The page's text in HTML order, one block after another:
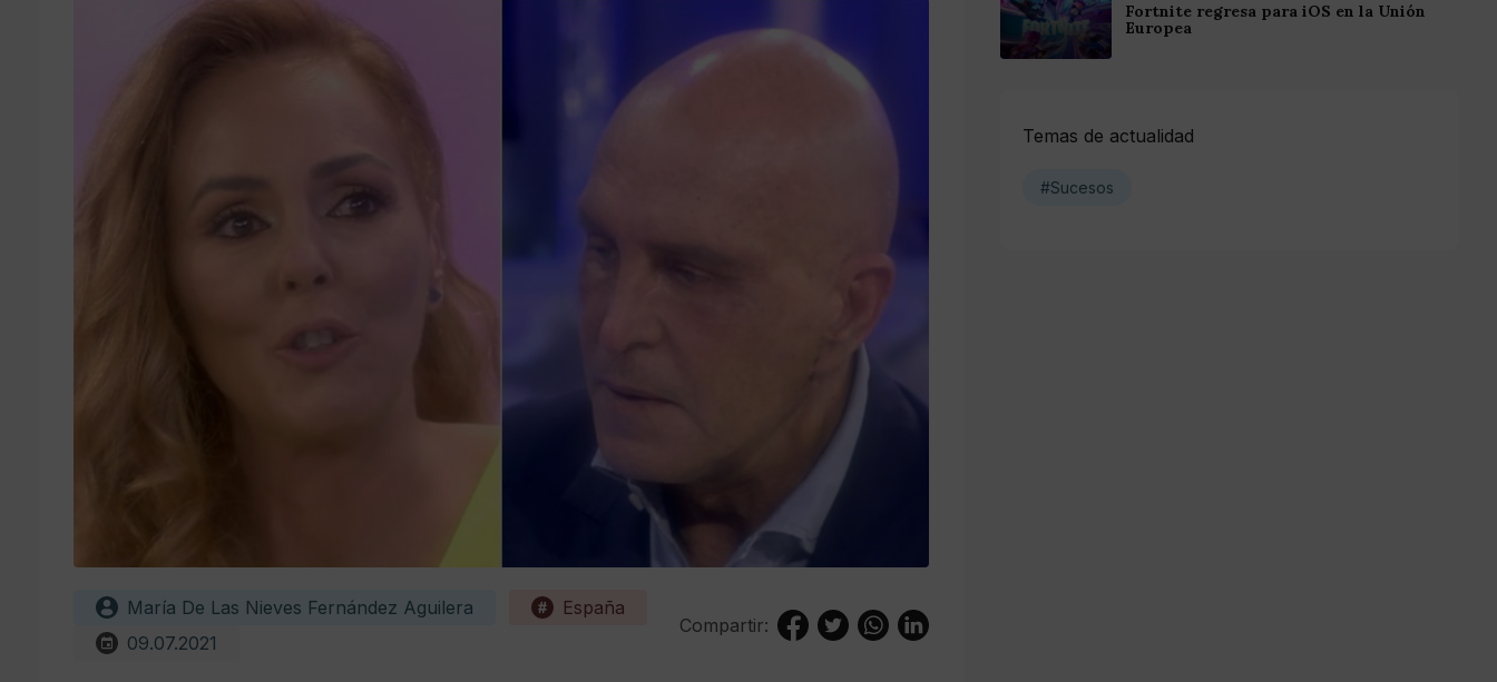
María De Las Nieves Fernández Aguilera
España
09.07.2021
Compartir:
Fortnite regresa para iOS en la Unión
Europea
Temas de actualidad
#Sucesos